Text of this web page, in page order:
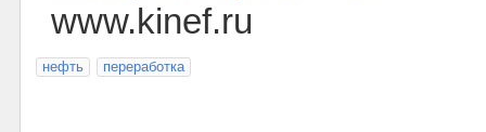
www.kinef.ru
нефть переработка